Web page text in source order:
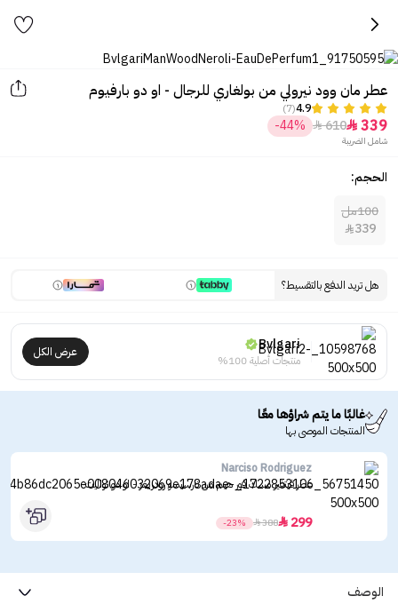
عطر مان وود نيرولي من بولغاري للرجال - او دو بارفيوم
4.9
(7)
339

610

-44%
شامل الضريبة
الحجم:
100مل
339

هل تريد الدفع بالتقسيط؟
Bvlgari
منتجات أصلية 100%
عرض الكل
غالبًا ما يتم شراؤها معًا
المنتجات الموصى بها
Narciso Rodriguez
عطر فيتفير مسك فور هيم من نارسيسو رودريغز - او دو تواليت
299

388

-23%
الوصف